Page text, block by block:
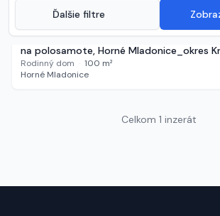
Ďalšie filtre
390 dní
Neuvedené
PREDAJ: Rozostavaná stavba s veľkým
na polosamote, Horné Mladonice_okres
Rodinný dom · 100 m²
Horné Mladonice
Celkom 1 inzerát